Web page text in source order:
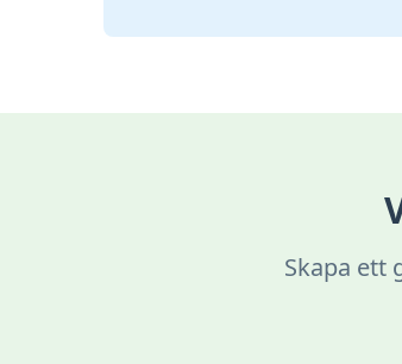
Skapa ett